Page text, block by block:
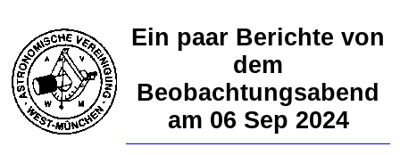
Ein paar Berichte von
dem
Beobachtungsabend
am 06 Sep 2024